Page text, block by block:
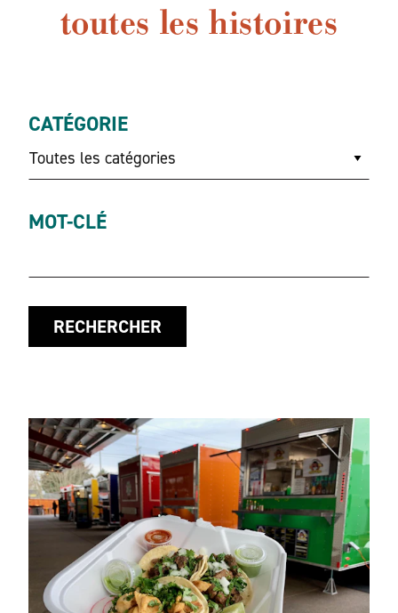
toutes les histoires
CATÉGORIE
Toutes les catégories
MOT-CLÉ
RECHERCHER